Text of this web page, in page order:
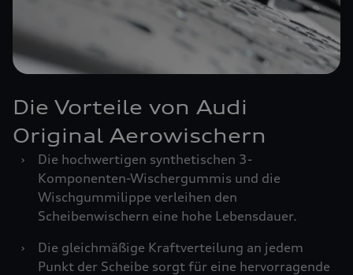
Die Vorteile von Audi
Original Aerowischern
›
Die hochwertigen synthetischen 3-
Komponenten-Wischergummis und die
Wischgummilippe verleihen den
Scheibenwischern eine hohe Lebensdauer.
›
Die gleichmäßige Kraftverteilung an jedem
Punkt der Scheibe sorgt für eine hervorragende